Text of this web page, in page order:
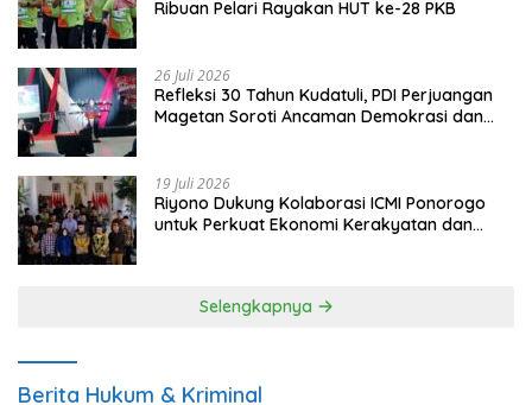
Ribuan Pelari Rayakan HUT ke-28 PKB
26 Juli 2026
Refleksi 30 Tahun Kudatuli, PDI Perjuangan
Magetan Soroti Ancaman Demokrasi dan
19 Juli 2026
Riyono Dukung Kolaborasi ICMI Ponorogo
untuk Perkuat Ekonomi Kerakyatan dan
Selengkapnya
Berita Hukum & Kriminal